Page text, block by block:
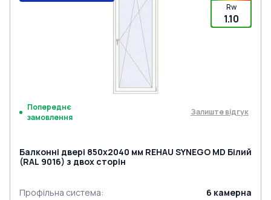
Rw
1.10
Попереднє
замовлення
Залиште відгук
Балконні двері 850x2040 мм REHAU SYNEGO MD Білий
(RAL 9016) з двох сторін
Профільна система: 6 камерна